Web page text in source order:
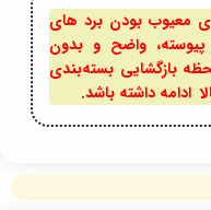
معیوب بودن برد های
پیوسته، واضح و بدون
بازگشایی بسته‌بندی
ادامه داشته باشد.